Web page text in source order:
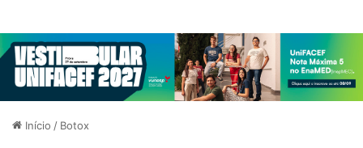
Início / Botox